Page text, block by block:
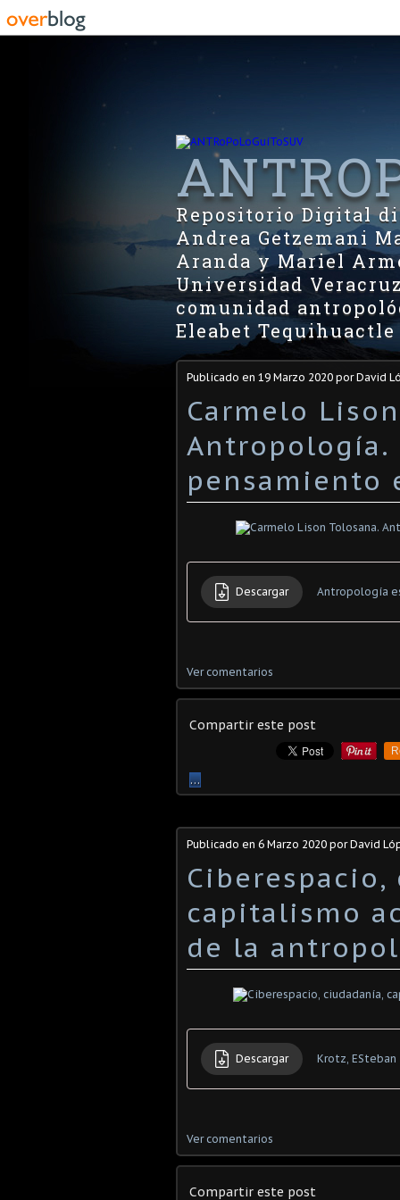
Repositorio Digital
Andrea Getzemani
Aranda y Mariel
Universidad
comunidad
Eleabet
Publicado en 19 Marzo 2020 por David
Carmelo
Antropología.
pensamiento
Descargar Antropología
Ver comentarios
Compartir este post
…
Publicado en 6 Marzo 2020 por David
capitalismo
de la
Descargar Krotz, ESteban
Ver comentarios
Compartir este post